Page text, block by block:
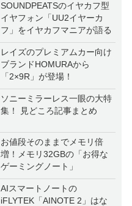
SOUNDPEATSのイヤカフ型
イヤフォン「UU2イヤーカ
フ」をイヤカフマニアが語る
レイズのプレミアムカー向け
ブランドHOMURAから
「2×9R」が登場！
ソニーミラーレス一眼の大特
集！ 見どころ記事まとめ
お値段そのままでメモリ倍
増！メモリ32GBの「お得な
ゲーミングノート」
AIスマートノートの
iFLYTEK「AINOTE 2」はな